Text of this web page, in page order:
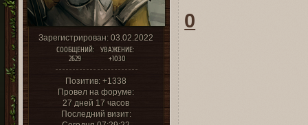
Зарегистрирован: 03.02.2022
СООБЩЕНИЙ:
2629
УВАЖЕНИЕ:
+1030
Позитив: +1338
Провел на форуме:
27 дней 17 часов
Последний визит:
0